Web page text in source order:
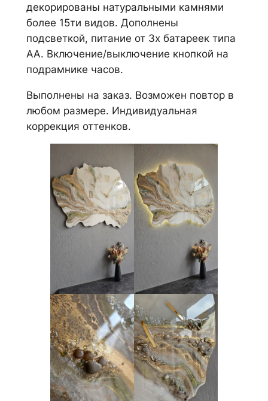
декорированы натуральными камнями
более 15ти видов. Дополнены
подсветкой, питание от 3х батареек типа
АА. Включение/выключение кнопкой на
подрамнике часов.
Выполнены на заказ. Возможен повтор в
любом размере. Индивидуальная
коррекция оттенков.